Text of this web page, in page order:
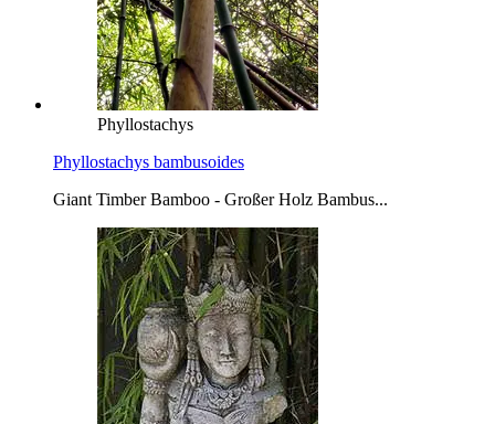
Phyllostachys
Phyllostachys bambusoides
Giant Timber Bamboo - Großer Holz Bambus...